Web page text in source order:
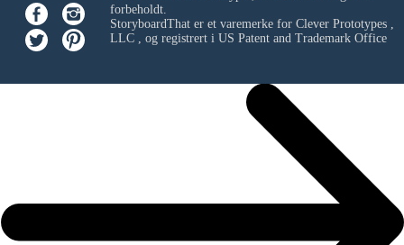
forbeholdt.
StoryboardThat er et varemerke for Clever Prototypes ,
LLC, og registrert i US Patent and Trademark Office